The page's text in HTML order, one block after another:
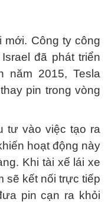
mới. Công ty công
đã phát triển
năm 2015, Tesla
pin trong vòng
tư vào việc tạo ra
hoạt động này
Khi tài xế lái xe
sẽ kết nối trực tiếp
pin cạn ra khỏi